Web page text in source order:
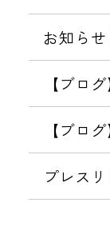
お知らせ
【ブロ
【ブロ
プレス